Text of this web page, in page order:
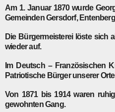
Am 1. Januar 1870wurde
Gemeinden Gersdorf,
Die Bürgermeisterei löste sich
wieder auf.
Im Deutsch – Französischen
Patriotische Bürger unserer
Von 1871bis 1914waren
gewohnten Gang.